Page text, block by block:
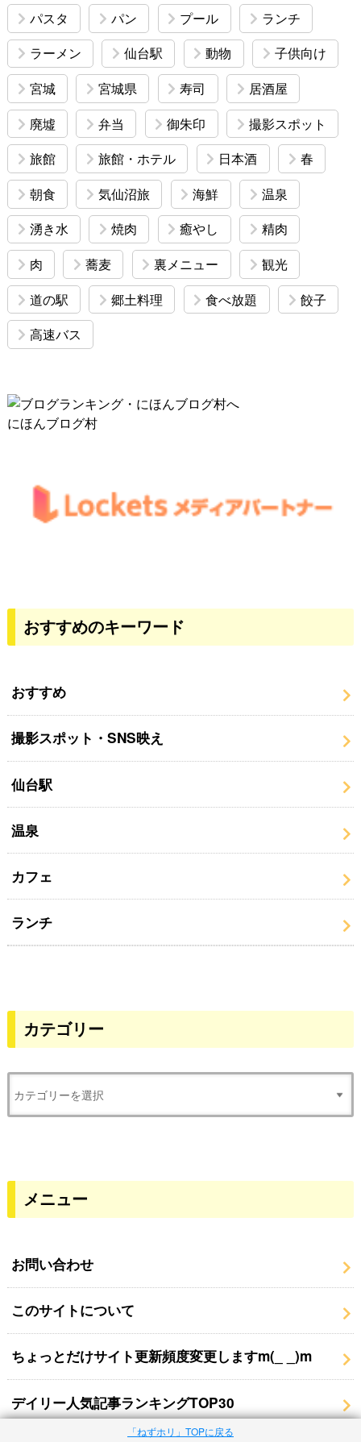
パスタ
パン プール
ランチ
ラーメン
仙台駅 動物
子供向け
宮城
宮城県 寿司
居酒屋
廃墟
弁当 御朱印
撮影スポット
旅館
旅館・ホテル 日本酒
春
朝食
気仙沼旅 海鮮
温泉
湧き水
焼肉 癒やし
精肉
肉
蕎麦 裏メニュー
観光
道の駅
郷土料理 食べ放題
餃子
高速バス
にほんブログ村
おすすめのキーワード
おすすめ
撮影スポット・SNS映え
仙台駅
温泉
カフェ
ランチ
カテゴリー
メニュー
お問い合わせ
このサイトについて
ちょっとだけサイト更新頻度変更しますm(_ _)m
デイリー人気記事ランキングTOP30
「ねずホリ」TOPに戻る